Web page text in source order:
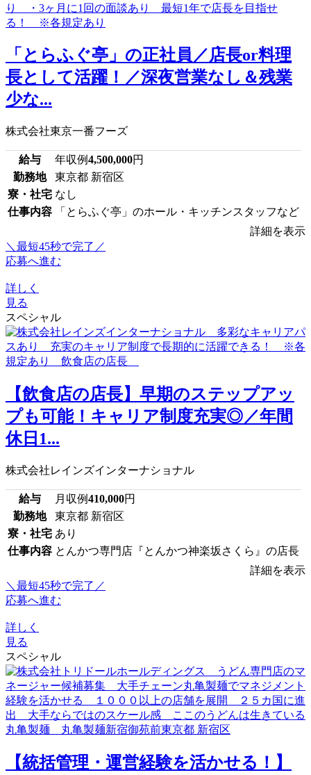
「とらふぐ亭」の正社員／店長or料理
長として活躍！／深夜営業なし＆残業
少な...
株式会社東京一番フーズ
給与 年収例4,500,000円
勤務地
東京都 新宿区
寮・社宅 なし
仕事内容
「とらふぐ亭」のホール・キッチンスタッフなど
詳細を表示
＼最短45秒で完了／
応募へ進む
詳しく
見る
スペシャル
【飲食店の店長】早期のステップアッ
プも可能！キャリア制度充実◎／年間
休日1...
株式会社レインズインターナショナル
給与 月収例410,000円
勤務地
東京都 新宿区
寮・社宅 あり
仕事内容 とんかつ専門店『とんかつ神楽坂さくら』の店長
詳細を表示
＼最短45秒で完了／
応募へ進む
詳しく
見る
スペシャル
【統括管理・運営経験を活かせる！】